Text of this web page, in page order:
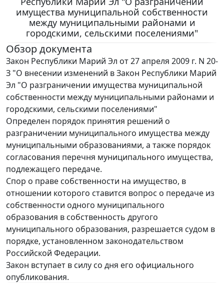
имущества муниципальной собственности
между муниципальными районами и
городскими, сельскими поселениями"
Обзор документа
Закон Республики Марий Эл от 27 апреля 2009 г. N 20-
З "О внесении изменений в Закон Республики Марий
Эл "О разграничении имущества муниципальной
собственности между муниципальными районами и
городскими, сельскими поселениями"
Определен порядок принятия решений о
разграничении муниципального имущества между
муниципальными образованиями, а также порядок
согласования перечня муниципального имущества,
подлежащего передаче.
Спор о праве собственности на имущество, в
отношении которого ставится вопрос о передаче из
собственности одного муниципального
образования в собственность другого
муниципального образования, разрешается судом в
порядке, установленном законодательством
Российской Федерации.
Закон вступает в силу со дня его официального
опубликования.